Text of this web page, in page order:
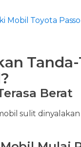
Mobil Toyota
Berat
sulit